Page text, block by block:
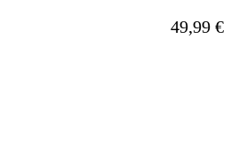
Ab
49,99 €